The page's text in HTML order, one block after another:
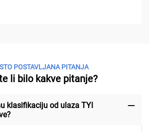
POSTAVLJANA PITANJA
li bilo kakve pitanje?
klasifikaciju od ulaza TYI